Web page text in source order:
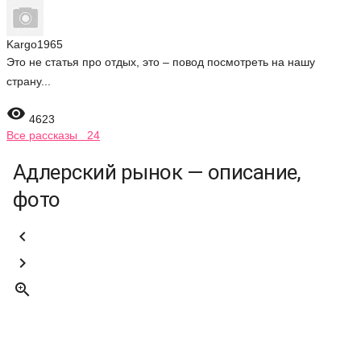
Kargo1965
Это не статья про отдых, это – повод посмотреть на нашу
страну...
 4623
Все рассказы 24
Адлерский рынок — описание,
фото


